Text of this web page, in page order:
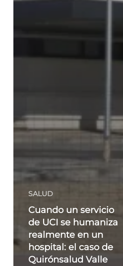
SALUD
Cuando un servicio
de UCI se humaniza
realmente en un
hospital: el caso de
Quirónsalud Valle